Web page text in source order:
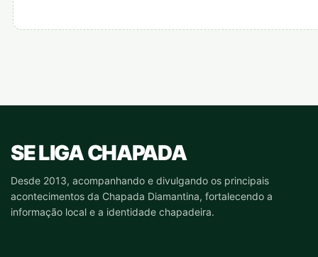
SE LIGA CHAPADA
Desde 2013, acompanhando e divulgando os principais
acontecimentos da Chapada Diamantina, fortalecendo a
informação local e a identidade chapadeira.